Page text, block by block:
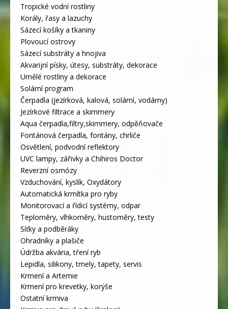
Tropické vodní rostliny
Korály, řasy a lazuchy
Sázecí košíky a tkaniny
Plovoucí ostrovy
Sázecí substráty a hnojiva
Akvarijní písky, útesy, substráty, dekorace
Umělé rostliny a dekorace
Solární program
Čerpadla (jezírková, kalová, solární, vodárny)
Jezírkové filtrace a skimmery
Aqua čerpadla,filtry,skimmery, odpěňovače
Fontánová čerpadla, fontány, chrliče
Osvětlení, podvodní reflektory
UVC lampy, zářivky a Chihiros Doctor
Reverzní osmózy
Vzduchování, kyslík, Oxydátory
Automatická krmítka pro ryby
Monitorovací a řídicí systémy, odpar
Teploměry, vlhkoměry, hustoměry, testy
Síťky a podběráky
Ohradníky a plašiče
Údržba akvária, tření ryb
Lepidla, silikony, tmely, tapety, servis
Krmení a Artemie
Krmení pro krevetky, korýše
Ostatní krmiva